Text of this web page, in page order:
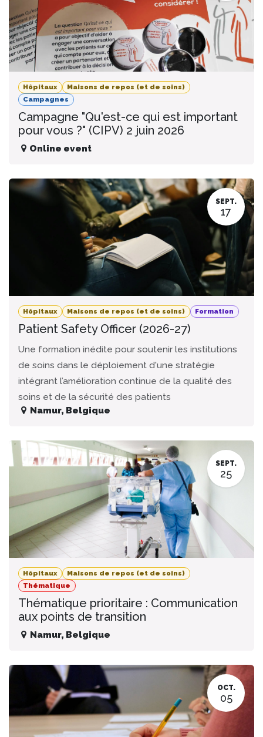
Hôpitaux
Maisons de repos (et de soins)
Campagnes
Campagne "Qu'est-ce qui est important
pour vous ?" (CIPV) 2 juin 2026
Online event
SEPT.
17
Hôpitaux Maisons de repos (et de soins) Formation
Patient Safety Officer (2026-27)
Une formation inédite pour soutenir les institutions
de soins dans le déploiement d'une stratégie
intégrant l’amélioration continue de la qualité des
soins et de la sécurité des patients
Namur, Belgique
SEPT.
25
Hôpitaux
Maisons de repos (et de soins)
Thématique
Thématique prioritaire : Communication
aux points de transition
Namur, Belgique
OCT.
05